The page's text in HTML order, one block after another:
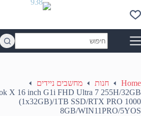
to
content
results
Home חנות
מחשבים ניידים
X 16 inch G1i FHD Ultra 7 255H/32GB
(1x32GB)/1TB SSD/RTX PRO 1000
8GB/WIN11PRO/5YOS